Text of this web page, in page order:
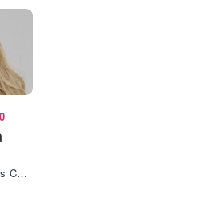
Saratoga Performing Arts Center